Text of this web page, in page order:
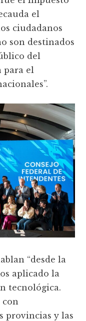
el
ciudadanos
son destinados
del
para el
“desde la
aplicado la
tecnológica.
con
provincias y las